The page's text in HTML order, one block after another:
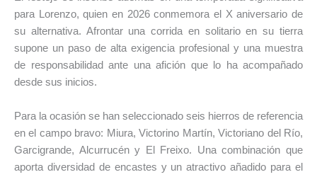
para Lorenzo, quien en 2026 conmemora el X aniversario de
su alternativa. Afrontar una corrida en solitario en su tierra
supone un paso de alta exigencia profesional y una muestra
de responsabilidad ante una afición que lo ha acompañado
desde sus inicios.
Para la ocasión se han seleccionado seis hierros de referencia
en el campo bravo: Miura, Victorino Martín, Victoriano del Río,
Garcigrande, Alcurrucén y El Freixo. Una combinación que
aporta diversidad de encastes y un atractivo añadido para el